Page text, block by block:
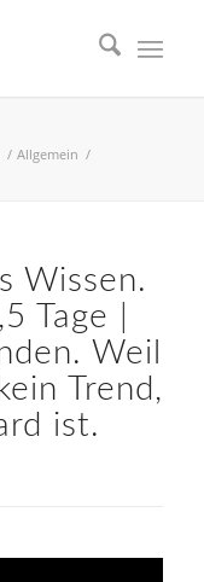
/ Allgemein /
Wissen.
Tage |
Weil
Trend,
ist.